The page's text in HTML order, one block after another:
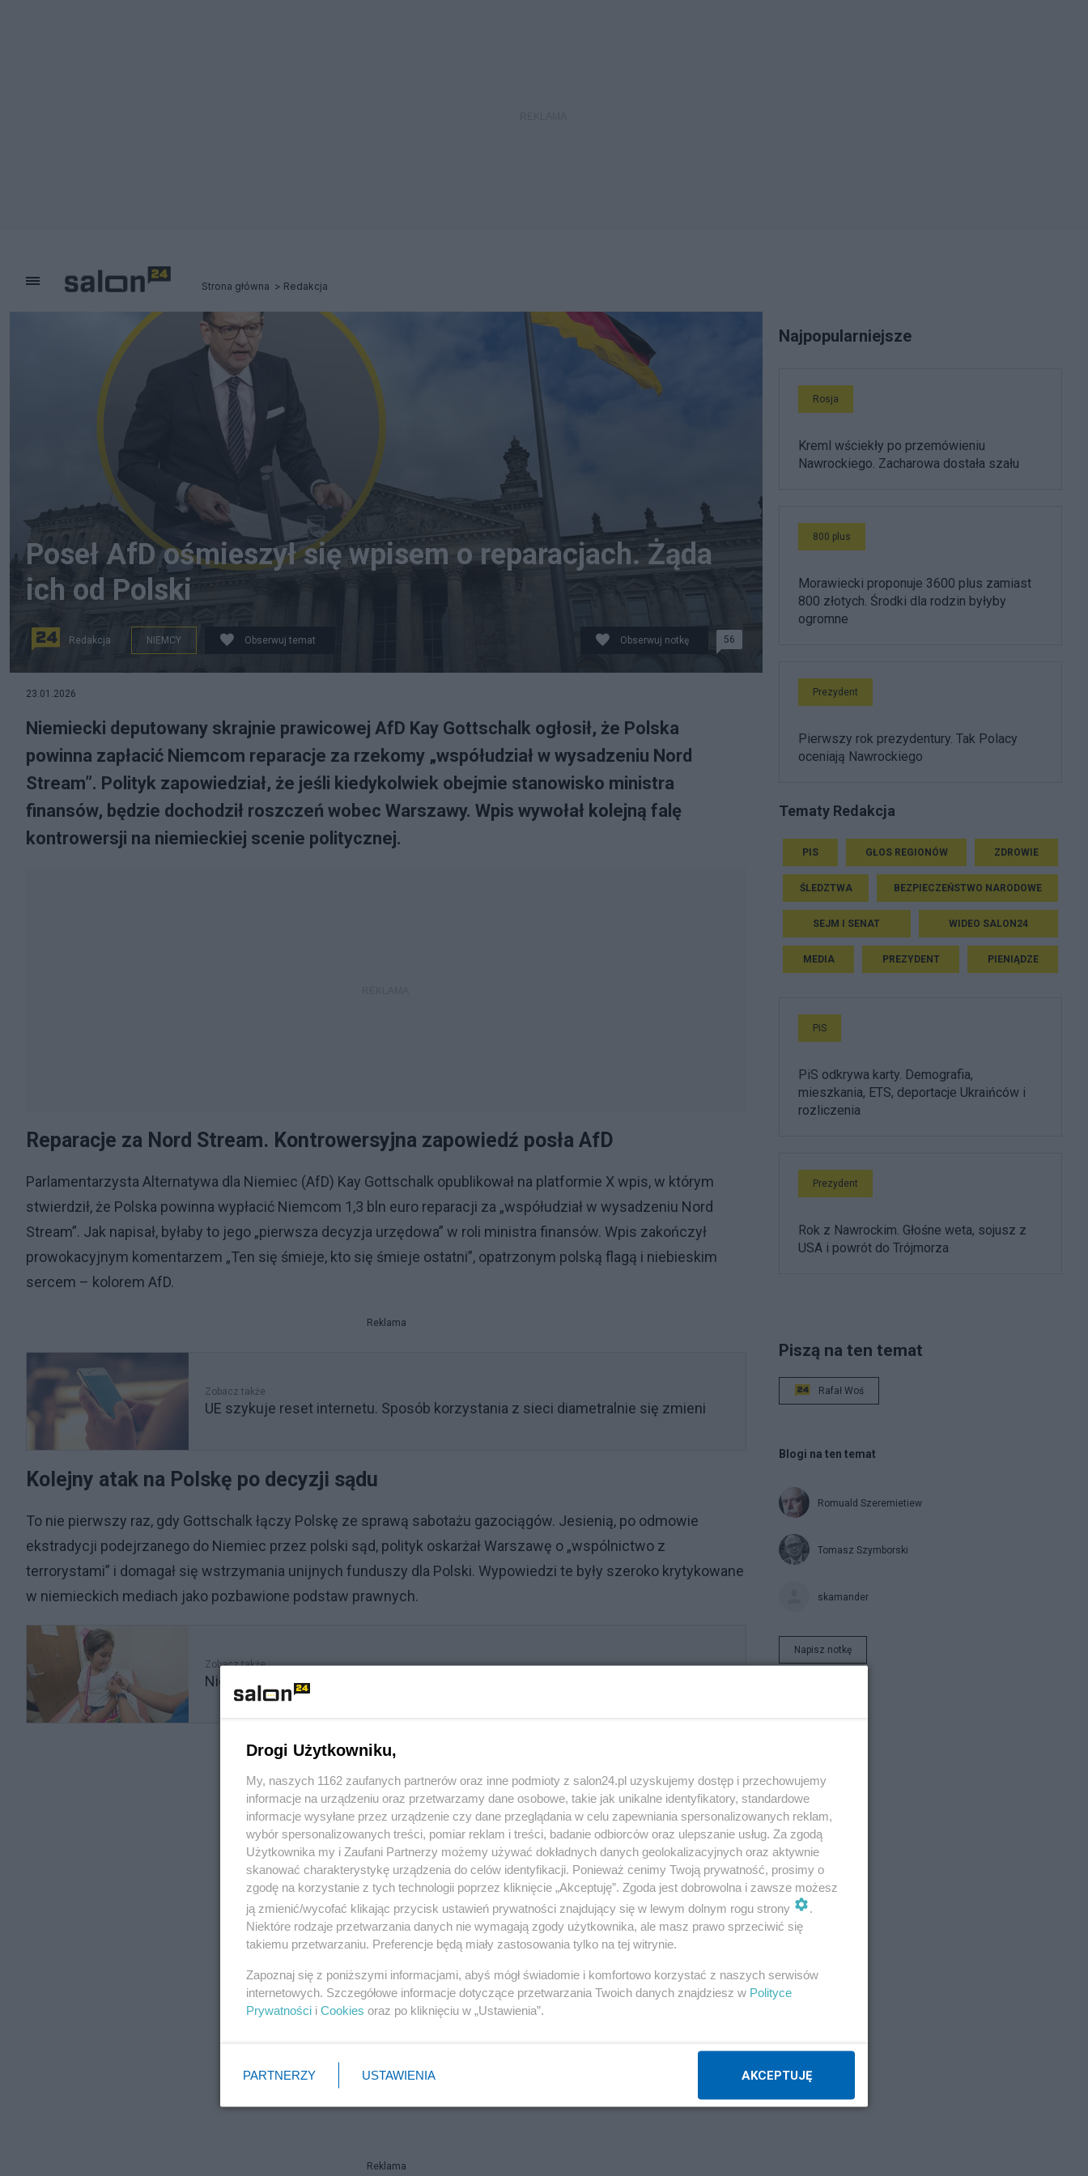
Strona główna Redakcja
Poseł AfD ośmieszył się wpisem o reparacjach. Żąda
ich od Polski
Redakcja NIEMCY Obserwuj temat Obserwuj notkę 56
23.01.2026
Niemiecki deputowany skrajnie prawicowej AfD Kay Gottschalk ogłosił, że Polska
powinna zapłacić Niemcom reparacje za rzekomy „współudział w wysadzeniu Nord
Stream”. Polityk zapowiedział, że jeśli kiedykolwiek obejmie stanowisko ministra
finansów, będzie dochodził roszczeń wobec Warszawy. Wpis wywołał kolejną falę
kontrowersji na niemieckiej scenie politycznej.
Reparacje za Nord Stream. Kontrowersyjna zapowiedź posła AfD
Parlamentarzysta Alternatywa dla Niemiec (AfD) Kay Gottschalk opublikował na platformie X wpis, w którym
stwierdził, że Polska powinna wypłacić Niemcom 1,3 bln euro reparacji za „współudział w wysadzeniu Nord
Stream”. Jak napisał, byłaby to jego „pierwsza decyzja urzędowa” w roli ministra finansów. Wpis zakończył
prowokacyjnym komentarzem „Ten się śmieje, kto się śmieje ostatni”, opatrzonym polską flagą i niebieskim
sercem – kolorem AfD.
Reklama
Zobacz także
UE szykuje reset internetu. Sposób korzystania z sieci diametralnie się zmieni
Kolejny atak na Polskę po decyzji sądu
To nie pierwszy raz, gdy Gottschalk łączy Polskę ze sprawą sabotażu gazociągów. Jesienią, po odmowie
ekstradycji podejrzanego do Niemiec przez polski sąd, polityk oskarżał Warszawę o „wspólnictwo z
terrorystami” i domagał się wstrzymania unijnych funduszy dla Polski. Wypowiedzi te były szeroko krytykowane
w niemieckich mediach jako pozbawione podstaw prawnych.
Zobacz także
Nie szczepisz dziecka? To oznacza problemy. GIS kontroluje karty dzieci
Reklama
Najpopularniejsze
Rosja
Kreml wściekły po przemówieniu
Nawrockiego. Zacharowa dostała szału
800 plus
Morawiecki proponuje 3600 plus zamiast
800 złotych. Środki dla rodzin byłyby
ogromne
Prezydent
Pierwszy rok prezydentury. Tak Polacy
oceniają Nawrockiego
Tematy Redakcja
PIS GŁOS REGIONÓW ZDROWIE
ŚLEDZTWA BEZPIECZEŃSTWO NARODOWE
SEJM I SENAT WIDEO SALON24
MEDIA PREZYDENT PIENIĄDZE
PiS
PiS odkrywa karty. Demografia,
mieszkania, ETS, deportacje Ukraińców i
rozliczenia
Prezydent
Rok z Nawrockim. Głośne weta, sojusz z
USA i powrót do Trójmorza
Piszą na ten temat
Rafał Woś
Blogi na ten temat
Romuald Szeremietiew
Tomasz Szymborski
skamander
Napisz notkę
Drogi Użytkowniku,
My, naszych 1162 zaufanych partnerów oraz inne podmioty z salon24.pl uzyskujemy dostęp i przechowujemy
informacje na urządzeniu oraz przetwarzamy dane osobowe, takie jak unikalne identyfikatory, standardowe
informacje wysyłane przez urządzenie czy dane przeglądania w celu zapewniania spersonalizowanych reklam,
wybór spersonalizowanych treści, pomiar reklam i treści, badanie odbiorców oraz ulepszanie usług. Za zgodą
Użytkownika my i Zaufani Partnerzy możemy używać dokładnych danych geolokalizacyjnych oraz aktywnie
skanować charakterystykę urządzenia do celów identyfikacji. Ponieważ cenimy Twoją prywatność, prosimy o
zgodę na korzystanie z tych technologii poprzez kliknięcie „Akceptuję”. Zgoda jest dobrowolna i zawsze możesz
ją zmienić/wycofać klikając przycisk ustawień prywatności znajdujący się w lewym dolnym rogu strony
.
Niektóre rodzaje przetwarzania danych nie wymagają zgody użytkownika, ale masz prawo sprzeciwić się
takiemu przetwarzaniu. Preferencje będą miały zastosowania tylko na tej witrynie.
Zapoznaj się z poniższymi informacjami, abyś mógł świadomie i komfortowo korzystać z naszych serwisów
internetowych. Szczegółowe informacje dotyczące przetwarzania Twoich danych znajdziesz w Polityce
Prywatności i Cookies oraz po kliknięciu w „Ustawienia”.
PARTNERZY USTAWIENIA AKCEPTUJĘ